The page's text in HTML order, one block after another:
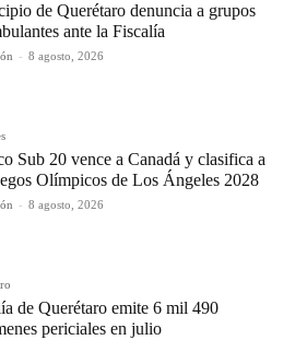
de Querétaro denuncia a grupos
ante la Fiscalía
- 8 agosto, 2026
Sub 20 vence a Canadá y clasifica a
Olímpicos de Los Ángeles 2028
- 8 agosto, 2026
de Querétaro emite 6 mil 490
periciales en julio